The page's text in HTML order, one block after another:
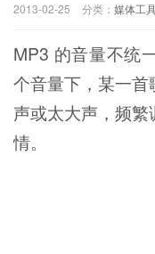
2013-02-25 分类： 媒体工
MP3 的音量不统
个音量下，某一
声或太大声，频
情。